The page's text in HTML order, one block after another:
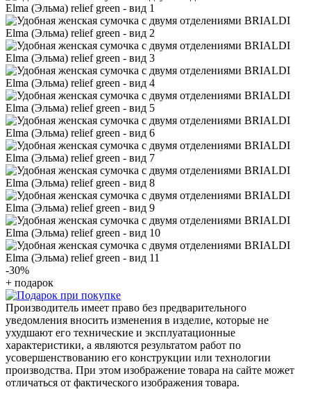
-30%
+ подарок
Производитель имеет право без предварительного
уведомления вносить изменения в изделие, которые не
ухудшают его технические и эксплуатационные
характеристики, а являются результатом работ по
усовершенствованию его конструкции или технологии
производства. При этом изображение товара на сайте может
отличаться от фактического изображения товара.